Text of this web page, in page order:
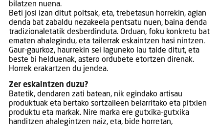
bilatzen nuena.
Beti josi izan ditut poltsak, eta, trebetasun horrekin, agian
denda bat zabaldu nezakeela pentsatu nuen, baina denda
tradizionaletatik desberdinduta. Orduan, foku konkretu bat
ematen ahalegindu, eta tailerrak eskaintzen hasi nintzen.
Gaur-gaurkoz, haurrekin sei laguneko lau talde ditut, eta
beste bi helduenak, astero ordubete etortzen direnak.
Horrek erakartzen du jendea.
Zer eskaintzen duzu?
Batetik, dendaren zati batean, nik egindako artisau
produktuak eta bertako sortzaileen belarritako eta pitxien
produktu eta markak. Nire marka ere gutxika-gutxika
handitzen ahalegintzen naiz, eta, bide horretan,